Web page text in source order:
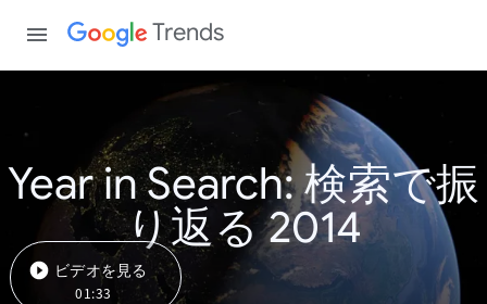
Trends
Year in Search: 検索で振
り返る 2014
ビデオを見る
01:33